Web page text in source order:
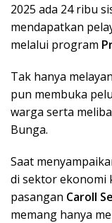
2025 ada 24 ribu
mendapatkan
melalui program
Tak hanya
pun membuka
warga serta
Bunga.
Saat
di sektor ekonomi
pasangan Caroll
memang hanya